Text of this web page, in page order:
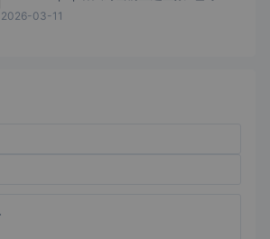
辑/wp-includes/functions.php //理论上
2026-03-11